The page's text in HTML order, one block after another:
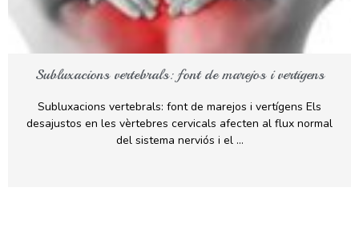
Subluxacions vertebrals: font de marejos i vertígens
Subluxacions vertebrals: font de marejos i vertígens Els
desajustos en les vèrtebres cervicals afecten al flux normal
del sistema nerviós i el …